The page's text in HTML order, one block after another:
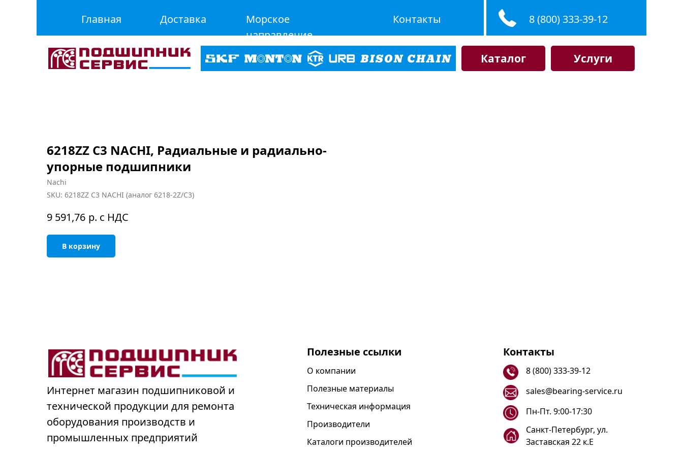
Главная Доставка
Морское
направление
Контакты 8 (800) 333-39-12
Каталог Услуги
6218ZZ C3 NACHI, Радиальные и радиально-
упорные подшипники
Nachi
SKU: 6218ZZ C3 NACHI (аналог 6218-2Z/C3)
9 591,76 р. с НДС
В корзину
Интернет магазин подшипниковой и
технической продукции для ремонта
оборудования производств и
промышленных предприятий
Полезные ссылки
О компании
Полезные материалы
Техническая информация
Производители
Каталоги производителей
Контакты
8 (800) 333-39-12
sales@bearing-service.ru
Санкт-Петербург, ул.
Заставская 22 к.Е
Пн-Пт. 9:00-17:30